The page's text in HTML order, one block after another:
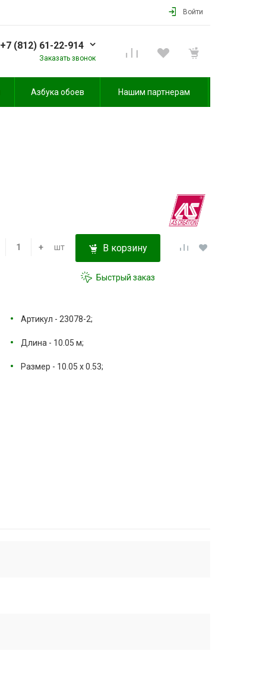
Войти
+7 (812) 61-22-914
Заказать звонок
Азбука обоев Нашим партнерам
+ шт В корзину
Быстрый заказ
Артикул - 23078-2;
Длина - 10.05 м;
Размер - 10.05 х 0.53;